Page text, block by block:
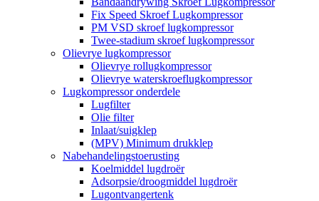
Fix Speed ​​Skroef Lugkompressor
PM VSD skroef lugkompressor
Twee-stadium skroef lugkompressor
Olievrye lugkompressor
Olievrye rollugkompressor
Olievrye waterskroeflugkompressor
Lugkompressor onderdele
Lugfilter
Olie filter
Inlaat/suigklep
(MPV) Minimum drukklep
Nabehandelingstoerusting
Koelmiddel lugdroër
Adsorpsie/droogmiddel lugdroër
Lugontvangertenk